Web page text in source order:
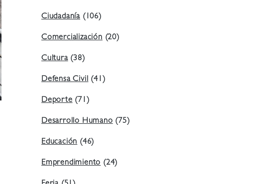
Ciudadanía (106)
Comercialización(20)
Cultura(38)
Defensa Civil(41)
Deporte(71)
Desarrollo Humano(75)
Educación(46)
Emprendimiento(24)